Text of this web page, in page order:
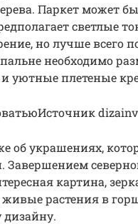
Паркет может
светлые
но лучше всего
необходимо
уютные плетеные
об украшениях,
Завершением
картина,
живые растения в